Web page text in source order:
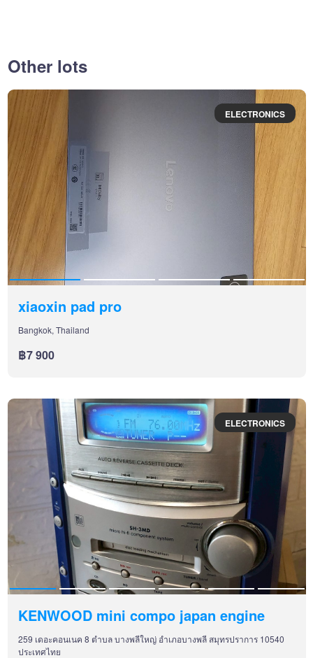
Other lots
ELECTRONICS
xiaoxin pad pro
Bangkok, Thailand
฿7 900
ELECTRONICS
KENWOOD mini compo japan engine
259 เดอะคอนเนค 8 ตำบล บางพลีใหญ่ อำเภอบางพลี สมุทรปราการ 10540
ประเทศไทย